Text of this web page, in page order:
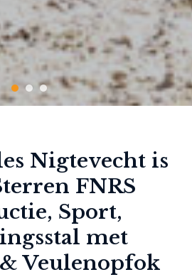
Nigtevecht is
FNRS
Sport,
met
Veulenopfok